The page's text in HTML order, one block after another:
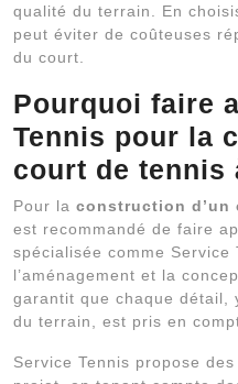
qualité du terrain. En
peut éviter de coûteuses
du court.
Pourquoi faire
Tennis pour la
court de tennis
Pour la construction d’un
est recommandé de faire
spécialisée comme
l’aménagement et la
garantit que chaque détail,
du terrain, est pris en
Service Tennis propose